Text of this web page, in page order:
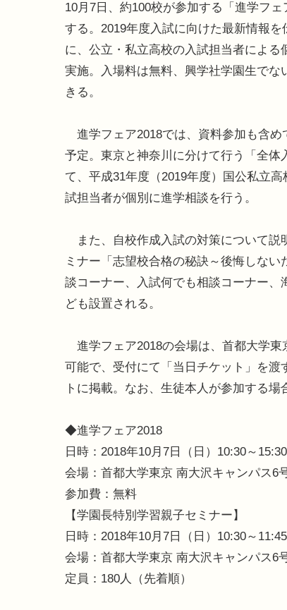
10月7日、約100校が参加する「進学フェ
する。2019年度入試に向けた最新情報を
に、公立・私立高校の入試担当者による
実施。入場料は無料、興学社学園生でな
きる。
進学フェア2018では、資料参加も含め
予定。東京と神奈川に分けて行う「全体
て、平成31年度（2019年度）国公私立
試担当者が個別に進学相談を行う。
また、自校作成入試の対策について説
ミナー「志望校合格の秘訣～後悔しな
談コーナー、入試何でも相談コーナー
ども設置される。
進学フェア2018の会場は、首都大学東
可能で、受付にて「当日チケット」を渡
トに掲載。なお、生徒本人が参加する
◆進学フェア2018
日時：2018年10月7日（日）10:30～
会場：首都大学東京 南大沢キャンパス6
参加費：無料
【学園長特別学習親子セミナー】
日時：2018年10月7日（日）10:30～
会場：首都大学東京 南大沢キャンパス6
定員：180人（先着順）